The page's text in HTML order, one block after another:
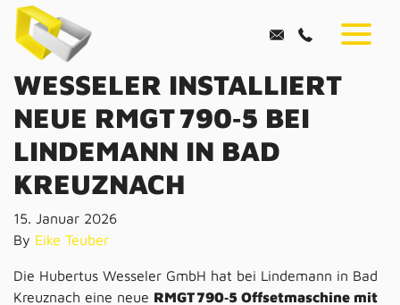
WESSELER INSTALLIERT
NEUE RMGT 790‑5 BEI
LINDEMANN IN BAD
KREUZNACH
15. Januar 2026
By Eike Teuber
Die Hubertus Wesseler GmbH hat bei Lindemann in Bad
Kreuznach eine neue RMGT 790‑5 Offsetmaschine mit